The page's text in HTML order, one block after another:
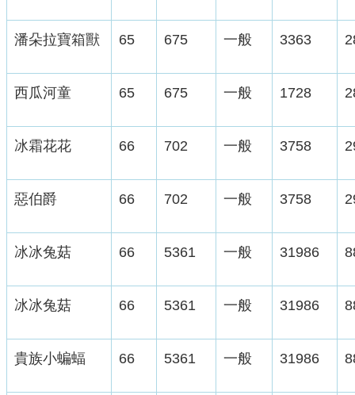
潘朵拉寶箱獸 65 675 一般 3363
西瓜河童 65 675 一般 1728
冰霜花花 66 702 一般 3758
惡伯爵 66 702 一般 3758
冰冰兔菇 66 5361 一般 31986
冰冰兔菇 66 5361 一般 31986
貴族小蝙蝠 66 5361 一般 31986